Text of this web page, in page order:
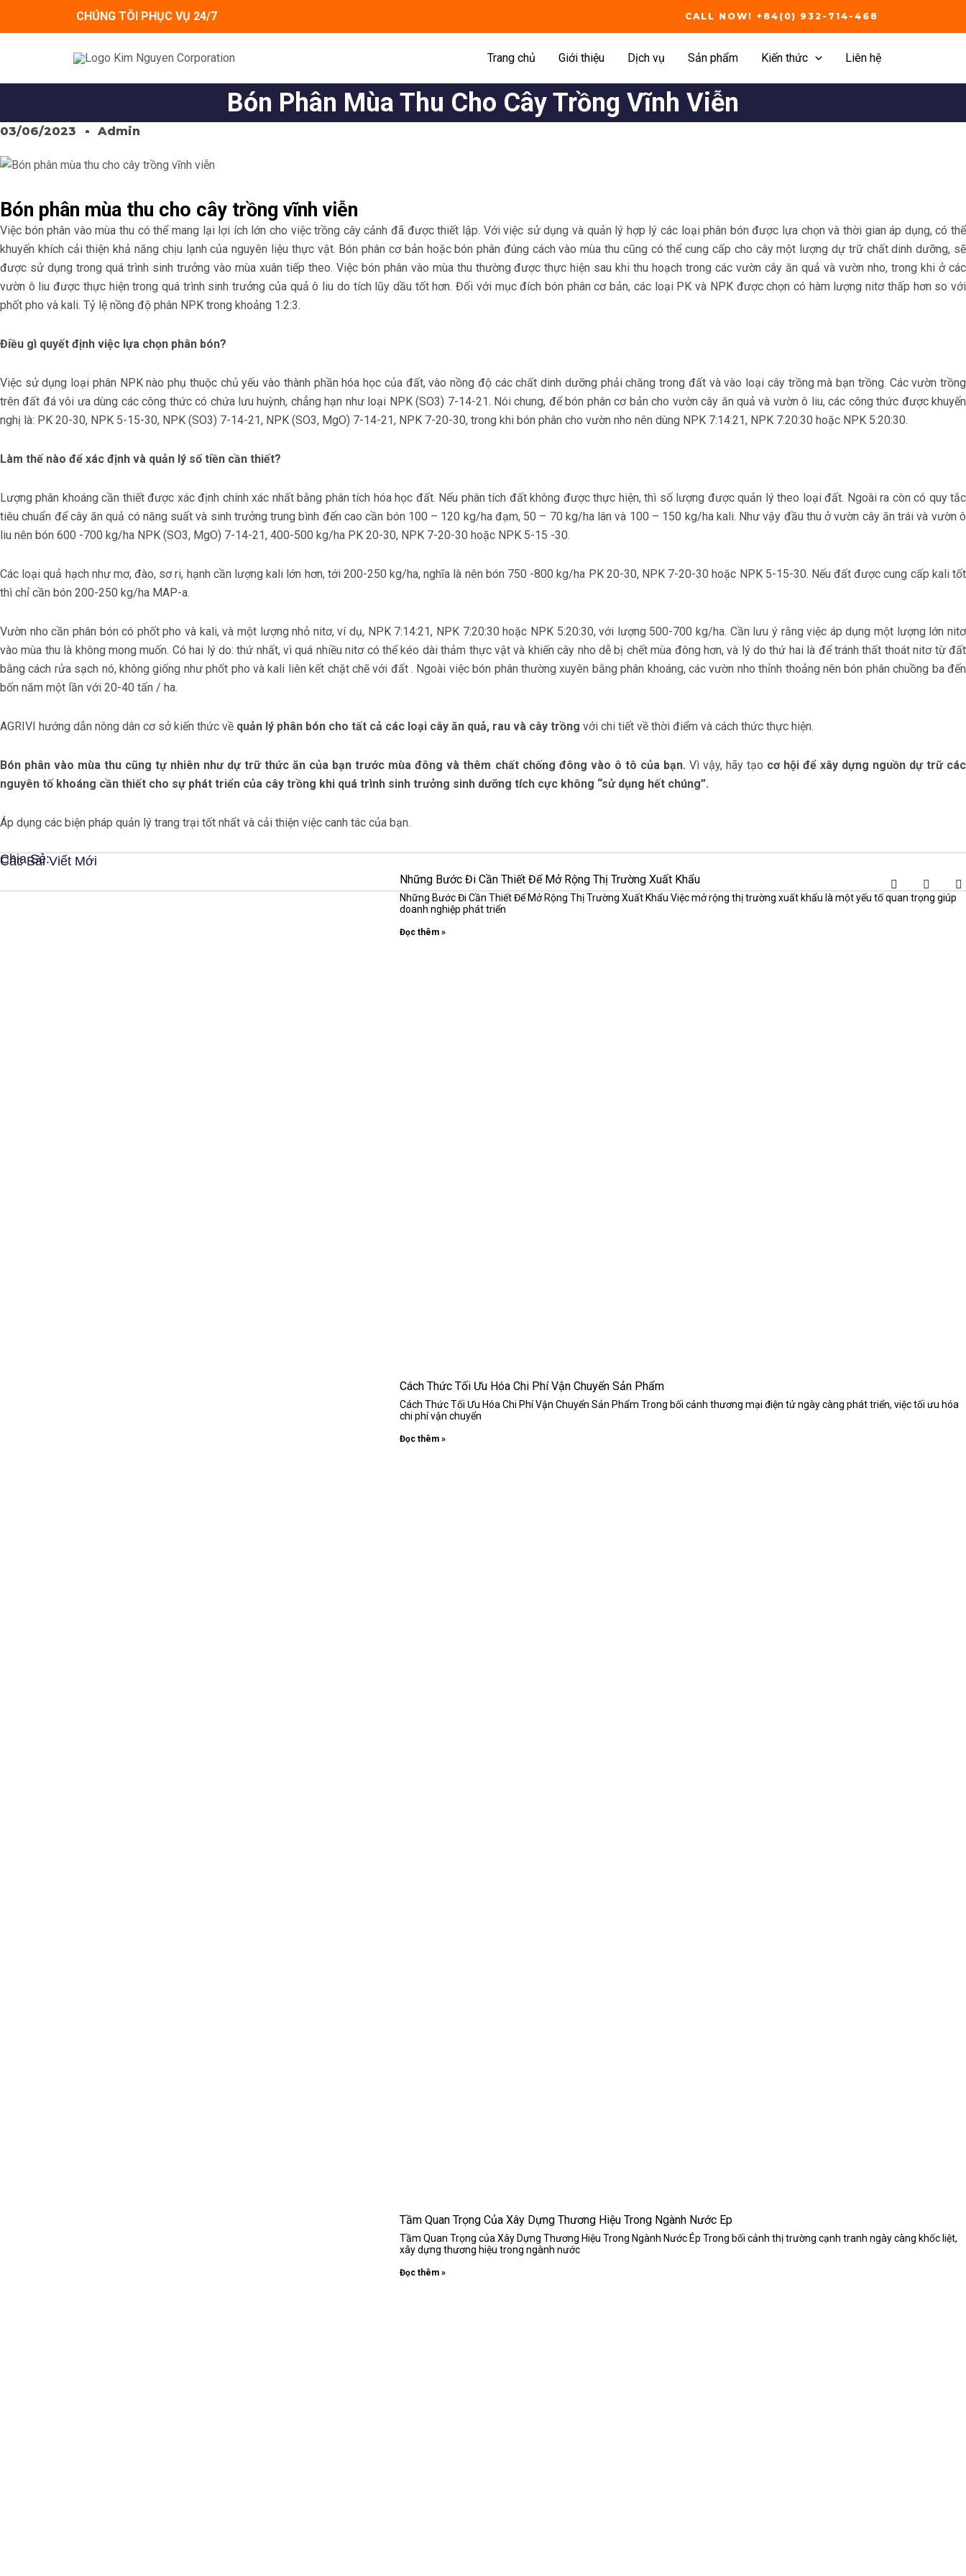
CHÚNG TÔI PHỤC VỤ 24/7 CALL NOW! +84(0) 932-714-468
Trang chủ Giới thiệu Dịch vụ Sản phẩm Kiến thức Liên hệ
Bón Phân Mùa Thu Cho Cây Trồng Vĩnh Viễn
03/06/2023 Admin
Bón phân mùa thu cho cây trồng vĩnh viễn
Việc bón phân vào mùa thu có thể mang lại lợi ích lớn cho việc trồng cây cảnh đã được thiết lập. Với việc sử dụng và quản lý hợp lý các loại phân bón được lựa chọn và thời gian áp dụng, có thể
khuyến khích cải thiện khả năng chịu lạnh của nguyên liệu thực vật. Bón phân cơ bản hoặc bón phân đúng cách vào mùa thu cũng có thể cung cấp cho cây một lượng dự trữ chất dinh dưỡng, sẽ
được sử dụng trong quá trình sinh trưởng vào mùa xuân tiếp theo. Việc bón phân vào mùa thu thường được thực hiện sau khi thu hoạch trong các vườn cây ăn quả và vườn nho, trong khi ở các
vườn ô liu được thực hiện trong quá trình sinh trưởng của quả ô liu do tích lũy dầu tốt hơn. Đối với mục đích bón phân cơ bản, các loại PK và NPK được chọn có hàm lượng nitơ thấp hơn so với
phốt pho và kali. Tỷ lệ nồng độ phân NPK trong khoảng 1:2:3.
Điều gì quyết định việc lựa chọn phân bón?
Việc sử dụng loại phân NPK nào phụ thuộc chủ yếu vào thành phần hóa học của đất, vào nồng độ các chất dinh dưỡng phải chăng trong đất và vào loại cây trồng mà bạn trồng. Các vườn trồng
trên đất đá vôi ưa dùng các công thức có chứa lưu huỳnh, chẳng hạn như loại NPK (SO3) 7-14-21. Nói chung, để bón phân cơ bản cho vườn cây ăn quả và vườn ô liu, các công thức được khuyến
nghị là: PK 20-30, NPK 5-15-30, NPK (SO3) 7-14-21, NPK (SO3, MgO) 7-14-21, NPK 7-20-30, trong khi bón phân cho vườn nho nên dùng NPK 7:14:21, NPK 7:20:30 hoặc NPK 5:20:30.
Làm thế nào để xác định và quản lý số tiền cần thiết?
Lượng phân khoáng cần thiết được xác định chính xác nhất bằng phân tích hóa học đất. Nếu phân tích đất không được thực hiện, thì số lượng được quản lý theo loại đất. Ngoài ra còn có quy tắc
tiêu chuẩn để cây ăn quả có năng suất và sinh trưởng trung bình đến cao cần bón 100 – 120 kg/ha đạm, 50 – 70 kg/ha lân và 100 – 150 kg/ha kali. Như vậy đầu thu ở vườn cây ăn trái và vườn ô
liu nên bón 600 -700 kg/ha NPK (SO3, MgO) 7-14-21, 400-500 kg/ha PK 20-30, NPK 7-20-30 hoặc NPK 5-15 -30.
Các loại quả hạch như mơ, đào, sơ ri, hạnh cần lượng kali lớn hơn, tới 200-250 kg/ha, nghĩa là nên bón 750 -800 kg/ha PK 20-30, NPK 7-20-30 hoặc NPK 5-15-30. Nếu đất được cung cấp kali tốt
thì chỉ cần bón 200-250 kg/ha MAP-a.
Vườn nho cần phân bón có phốt pho và kali, và một lượng nhỏ nitơ, ví dụ, NPK 7:14:21, NPK 7:20:30 hoặc NPK 5:20:30, với lượng 500-700 kg/ha. Cần lưu ý rằng việc áp dụng một lượng lớn nitơ
vào mùa thu là không mong muốn. Có hai lý do: thứ nhất, vì quá nhiều nitơ có thể kéo dài thảm thực vật và khiến cây nho dễ bị chết mùa đông hơn, và lý do thứ hai là để tránh thất thoát nitơ từ đất
bằng cách rửa sạch nó, không giống như phốt pho và kali liên kết chặt chẽ với đất . Ngoài việc bón phân thường xuyên bằng phân khoáng, các vườn nho thỉnh thoảng nên bón phân chuồng ba đến
bốn năm một lần với 20-40 tấn / ha.
AGRIVI hướng dẫn nông dân cơ sở kiến thức về quản lý phân bón cho tất cả các loại cây ăn quả, rau và cây trồng với chi tiết về thời điểm và cách thức thực hiện.
Bón phân vào mùa thu cũng tự nhiên như dự trữ thức ăn của bạn trước mùa đông và thêm chất chống đông vào ô tô của bạn. Vì vậy, hãy tạo cơ hội để xây dựng nguồn dự trữ các
nguyên tố khoáng cần thiết cho sự phát triển của cây trồng khi quá trình sinh trưởng sinh dưỡng tích cực không “sử dụng hết chúng”.
Áp dụng các biện pháp quản lý trang trại tốt nhất và cải thiện việc canh tác của bạn.
Chia Sẻ:
Các Bài Viết Mới
Những Bước Đi Cần Thiết Để Mở Rộng Thị Trường Xuất Khẩu
Những Bước Đi Cần Thiết Để Mở Rộng Thị Trường Xuất Khẩu Việc mở rộng thị trường xuất khẩu là một yếu tố quan trọng giúp
doanh nghiệp phát triển
Đọc thêm »
Cách Thức Tối Ưu Hóa Chi Phí Vận Chuyển Sản Phẩm
Cách Thức Tối Ưu Hóa Chi Phí Vận Chuyển Sản Phẩm Trong bối cảnh thương mại điện tử ngày càng phát triển, việc tối ưu hóa
chi phí vận chuyển
Đọc thêm »
Tầm Quan Trọng Của Xây Dựng Thương Hiệu Trong Ngành Nước Ép
Tầm Quan Trọng của Xây Dựng Thương Hiệu Trong Ngành Nước Ép Trong bối cảnh thị trường cạnh tranh ngày càng khốc liệt,
xây dựng thương hiệu trong ngành nước
Đọc thêm »